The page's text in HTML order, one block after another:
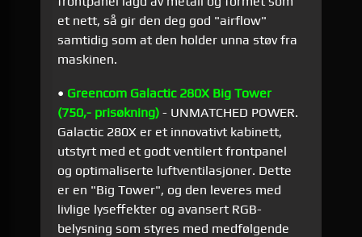
et nett, så gir den deg god "airflow"
samtidig som at den holder unna støv fra
maskinen.
• Greencom Galactic 280X Big Tower
(750,- prisøkning) - UNMATCHED POWER.
Galactic 280X er et innovativt kabinett,
utstyrt med et godt ventilert frontpanel
og optimaliserte luftventilasjoner. Dette
er en "Big Tower", og den leveres med
livlige lyseffekter og avansert RGB-
belysning som styres med medfølgende